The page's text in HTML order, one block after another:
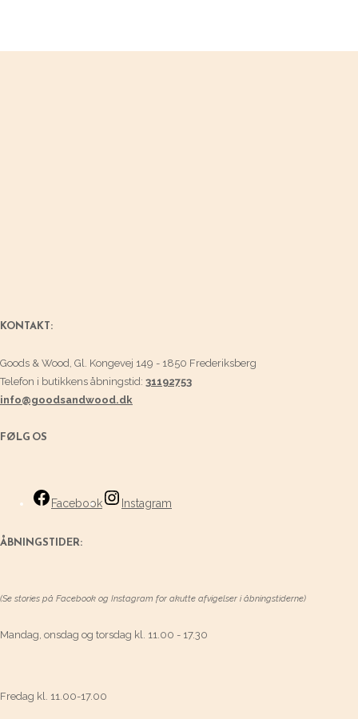
KONTAKT:
Goods & Wood, Gl. Kongevej 149 - 1850 Frederiksberg
Telefon i butikkens åbningstid: 31192753
info@goodsandwood.dk
FØLG OS
Facebook Instagram
ÅBNINGSTIDER:
(Se stories på Facebook og Instagram for akutte afvigelser i åbningstiderne)
Mandag, onsdag og torsdag kl. 11.00 - 17.30
Fredag kl. 11.00-17.00